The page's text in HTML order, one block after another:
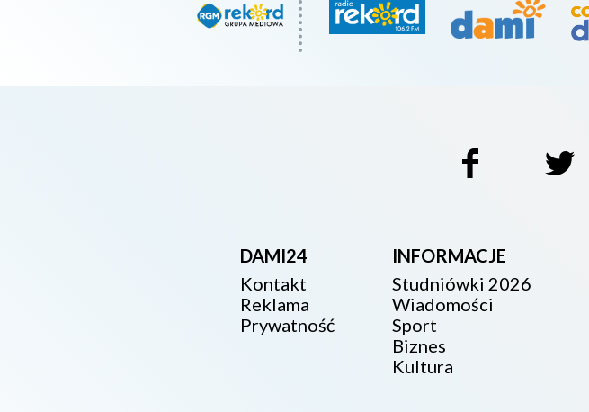
DAMI24
Kontakt
Reklama
Prywatność
INFORMACJE
Studniówki 2026
Wiadomości
Sport
Biznes
Kultura